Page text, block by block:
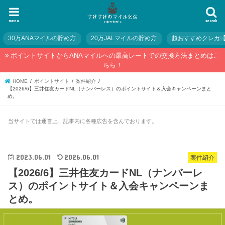
search
menu
30万ANAマイルの貯め方 20万JALマイルの貯め方 超おすすめクレカ
ポイントサイトからANAマイルへの最高レートでの交換方法まとめはこ
ちら！
HOME ポイントサイト
案件紹介
【2026/6】三井住友カードNL（ナンバーレス）のポイントサイト＆入会キャンペーンまと
め。
当サイトでは運営上、記事内に各種広告を含んでおります。
案件紹介
2023.06.01 2026.06.01
【2026/6】三井住友カードNL（ナンバーレ
ス）のポイントサイト＆入会キャンペーンま
とめ。